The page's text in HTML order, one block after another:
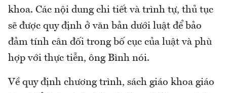
khoa. Các nội dung chi tiết và trình tự, thủ tục
sẽ được quy định ở văn bản dưới luật để bảo
đảm tính cân đối trong bố cục của luật và phù
hợp với thực tiễn, ông Bình nói.
Về quy định chương trình, sách giáo khoa giáo